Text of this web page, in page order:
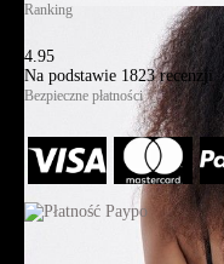
Ranking
4.95
Na podstawie 1823recenzji
Bezpieczne płatności